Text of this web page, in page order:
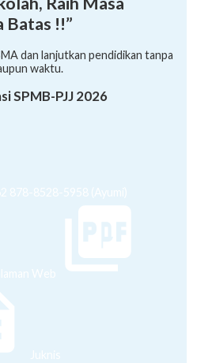
Batas !!”
dan lanjutkan pendidikan tanpa
waktu.
SPMB-PJJ 2026
878-8528-5958 (Ayumi)
Web
Juknis